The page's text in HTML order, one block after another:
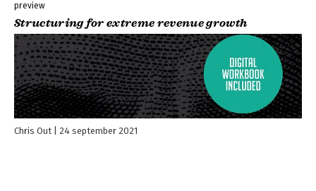
preview
Structuring for extreme revenue growth
Chris Out 24 september 2021